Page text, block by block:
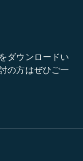
ダウンロードい
の方はぜひご一